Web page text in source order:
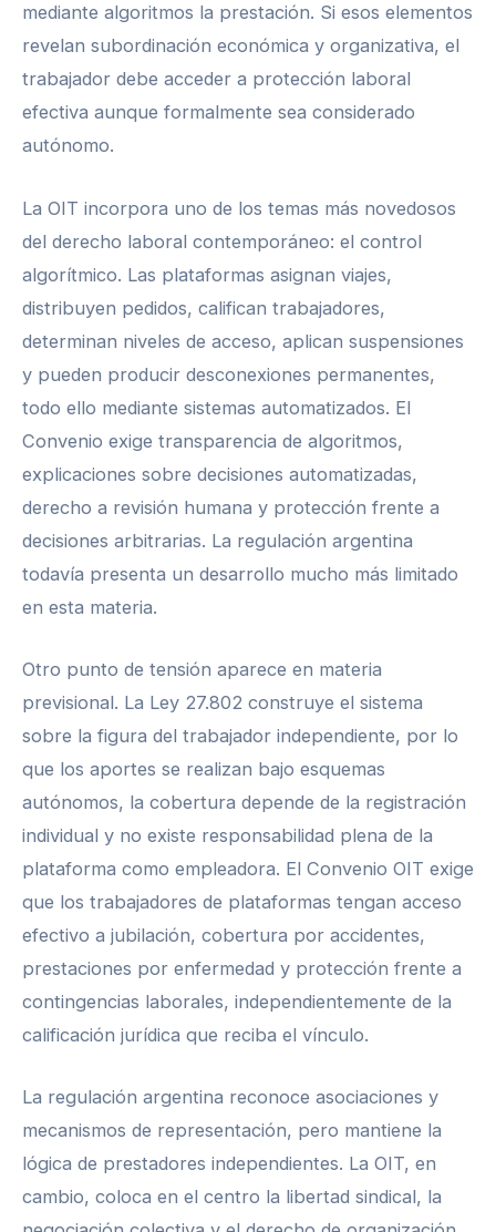
mediante algoritmos la prestación. Si esos elementos
revelan subordinación económica y organizativa, el
trabajador debe acceder a protección laboral
efectiva aunque formalmente sea considerado
autónomo.
La OIT incorpora uno de los temas más novedosos
del derecho laboral contemporáneo: el control
algorítmico. Las plataformas asignan viajes,
distribuyen pedidos, califican trabajadores,
determinan niveles de acceso, aplican suspensiones
y pueden producir desconexiones permanentes,
todo ello mediante sistemas automatizados. El
Convenio exige transparencia de algoritmos,
explicaciones sobre decisiones automatizadas,
derecho a revisión humana y protección frente a
decisiones arbitrarias. La regulación argentina
todavía presenta un desarrollo mucho más limitado
en esta materia.
Otro punto de tensión aparece en materia
previsional. La Ley 27.802 construye el sistema
sobre la figura del trabajador independiente, por lo
que los aportes se realizan bajo esquemas
autónomos, la cobertura depende de la registración
individual y no existe responsabilidad plena de la
plataforma como empleadora. El Convenio OIT exige
que los trabajadores de plataformas tengan acceso
efectivo a jubilación, cobertura por accidentes,
prestaciones por enfermedad y protección frente a
contingencias laborales, independientemente de la
calificación jurídica que reciba el vínculo.
La regulación argentina reconoce asociaciones y
mecanismos de representación, pero mantiene la
lógica de prestadores independientes. La OIT, en
cambio, coloca en el centro la libertad sindical, la